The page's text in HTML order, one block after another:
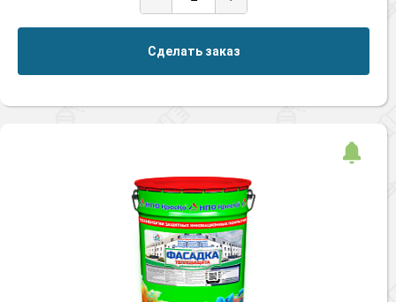
Сделать заказ